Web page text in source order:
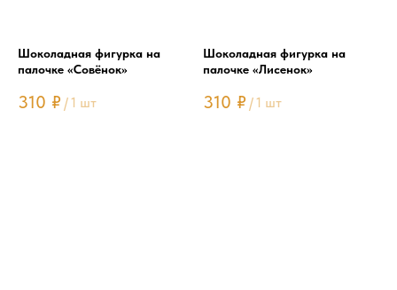
Шоколадная фигурка на
палочке «Совёнок»
310 ₽ /1 шт
Шоколадная фигурка на
палочке «Лисенок»
310 ₽ /1 шт